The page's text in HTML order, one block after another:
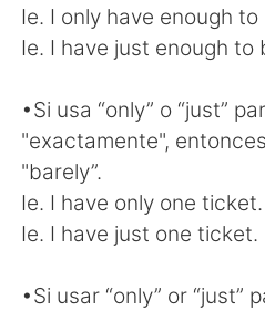
Ie. I only have enough
Ie. I have just enough to
•Si usa “only” o “just”
"exactamente",
"barely”.
Ie. I have only one ticket.
Ie. I have just one ticket.
•Si usar “only” or “just”